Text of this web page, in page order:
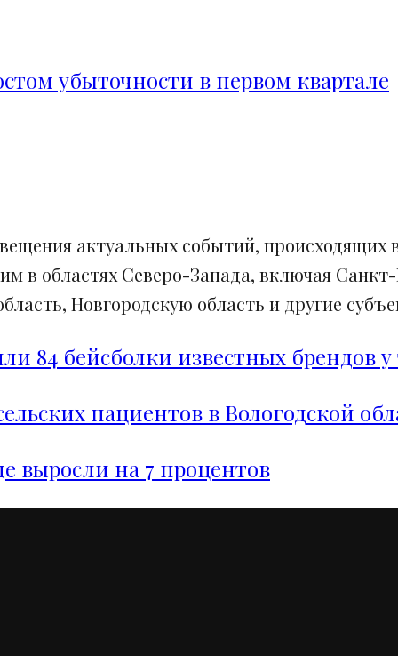
убыточности в первом квартале
актуальных событий, происходящих
в областях Северо-Запада, включая
Новгородскую область и другие
84 бейсболки известных брендов у
пациентов в Вологодской
выросли на 7 процентов